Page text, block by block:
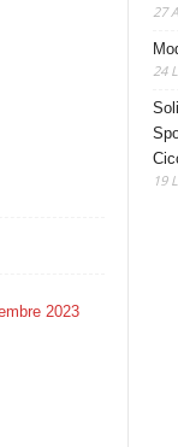
27
24
19